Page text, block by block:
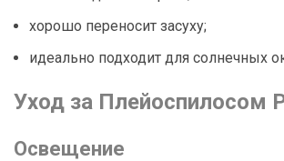
хорошо переносит засуху;
идеально подходит для солнечных
Уход за Плейоспилосом
Освещение